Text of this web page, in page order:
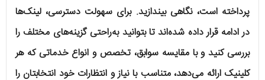
پرداخته است، نگاهی بیندازید. برای سهولت دسترسی، لینک‌ها
در ادامه قرار داده شده‌اند تا بتوانید به‌راحتی گزینه‌های مختلف را
بررسی کنید و با مقایسه سوابق، تخصص و انواع خدماتی که هر
کلینیک ارائه می‌دهد، متناسب با نیاز و انتظارات خود انتخابتان را